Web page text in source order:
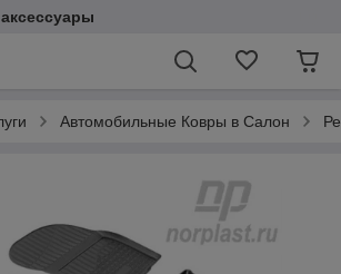
Автомобильные Ковры в Салон